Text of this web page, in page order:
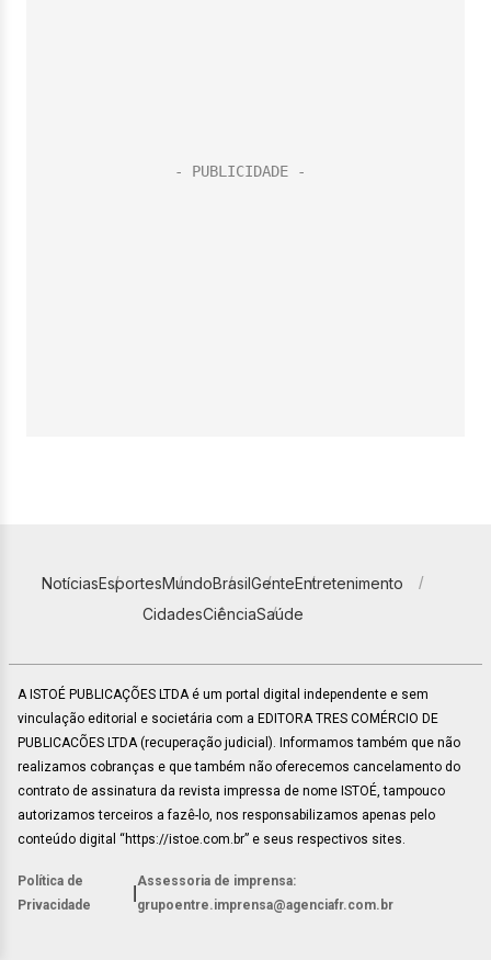
NotíciasEsportesMundoBrasilGenteEntretenimento
CidadesCiênciaSaúde
A ISTOÉ PUBLICAÇÕES LTDA é um portal digital independente e sem
vinculação editorial e societária com a EDITORA TRES COMÉRCIO DE
PUBLICACÕES LTDA (recuperação judicial). Informamos também que não
realizamos cobranças e que também não oferecemos cancelamento do
contrato de assinatura da revista impressa de nome ISTOÉ, tampouco
autorizamos terceiros a fazê-lo, nos responsabilizamos apenas pelo
conteúdo digital “https://istoe.com.br” e seus respectivos sites.
Política de
Privacidade
Assessoria de imprensa:
grupoentre.imprensa@agenciafr.com.br